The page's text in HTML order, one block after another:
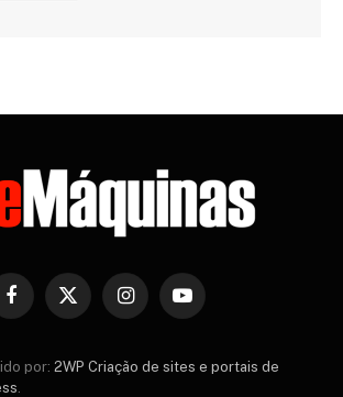
Facebook
X
InstagramYouTube
por: 2WP Criação de sites e portais de
.